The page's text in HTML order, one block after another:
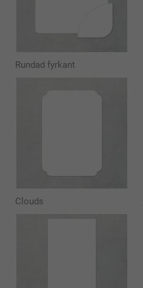
Rundad fyrkant
Clouds